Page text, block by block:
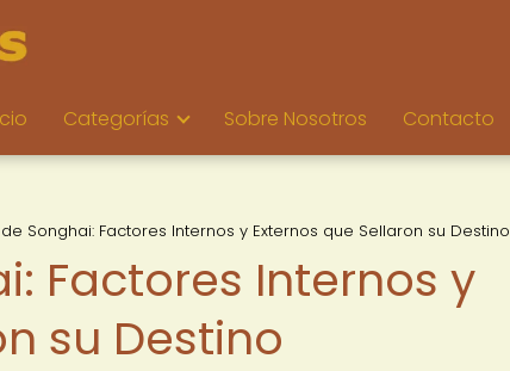
Categorías Sobre Nosotros Contacto
Songhai: Factores Internos y Externos que Sellaron su Destino
Factores Internos y
su Destino